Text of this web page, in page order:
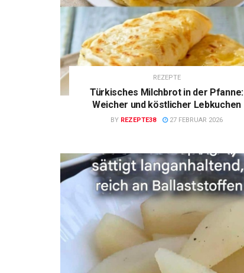
REZEPTE
Türkisches Milchbrot in der Pfanne:
Weicher und köstlicher Lebkuchen
BY REZEPTE38 27 FEBRUAR 2026